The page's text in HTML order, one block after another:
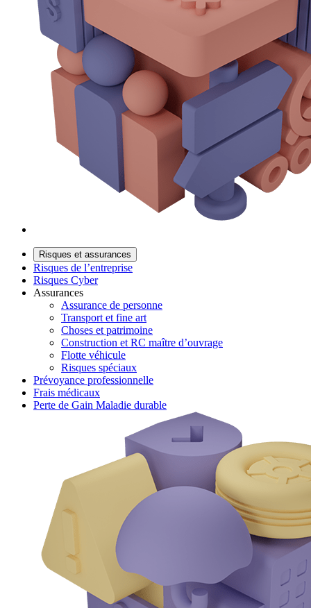
Risques et assurances
Risques de l’entreprise
Risques Cyber
Assurances
Assurance de personne
Transport et fine art
Choses et patrimoine
Construction et RC maître d’ouvrage
Flotte véhicule
Risques spéciaux
Prévoyance professionnelle
Frais médicaux
Perte de Gain Maladie durable